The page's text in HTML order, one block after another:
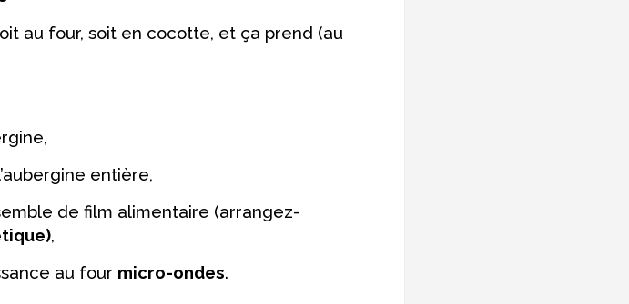
au four, soit en cocotte, et ça prend (au
entière,
de film alimentaire (arrangez-
,
au four micro-ondes.